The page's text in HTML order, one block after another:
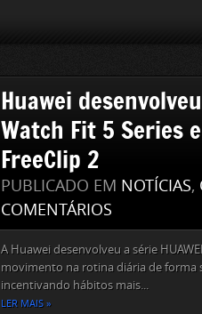
Huawei
Watch Fit 5 Series e
FreeClip 2
PUBLICADO EM NOTÍCIAS,
COMENTÁRIOS
A Huawei desenvolveu a série
movimento na rotina diária de forma
incentivando hábitos mais...
LER MAIS »